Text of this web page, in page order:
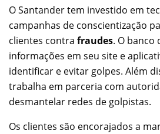
O Santander tem investido em
campanhas de conscientização
clientes contra fraudes. O banco
informações em seu site e
identificar e evitar golpes. Além
trabalha em parceria com
desmantelar redes de golpistas.
Os clientes são encorajados a